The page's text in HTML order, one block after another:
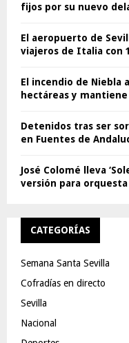
fijos por su nuevo
El aeropuerto de
viajeros de Italia con
El incendio de Niebla
hectáreas y
Detenidos tras ser
en Fuentes de
José Colomé lleva
versión para
CATEGORÍAS
Semana Santa Sevilla
Cofradías en directo
Sevilla
Nacional